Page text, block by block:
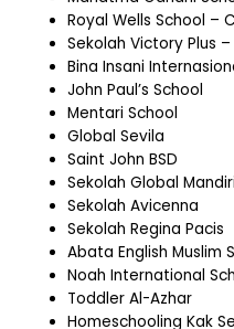
Royal Wells School –
Sekolah Victory Plus
Bina Insani
John Paul’s School
Mentari School
Global Sevila
Saint John BSD
Sekolah Global Mandiri
Sekolah Avicenna
Sekolah Regina Pacis
Abata English Muslim
Noah International
Toddler Al-Azhar
Homeschooling Kak